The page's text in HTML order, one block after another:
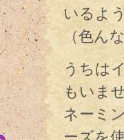
いるよ
（色ん
うちは
もいま
ネーミ